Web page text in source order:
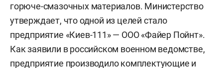
горюче-смазочных материалов. Министерство
утверждает, что одной из целей стало
предприятие «Киев-111» — ООО «Файер Пойнт».
Как заявили в российском военном ведомстве,
предприятие производило комплектующие и